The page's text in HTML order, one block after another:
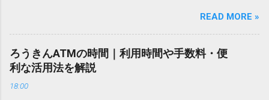
は、JIS規格（日本産業規格）によって「第1水準」「第2水
準」といった形で整理されています。しかし、人名や地名に
使われる非常に古い漢字（旧字）や、特定の組織だけで作ら
れた「外字」は、この一般的な変換リストに含まれていない
ことに申し訳なさを感じたりすることもあるかもしれませ
ん。 「もっとスムーズに、自分のタイミングで受け取りた
い」 「わざわざ電話をかけずに、スマホ一つで完結させた
い」 そんな願いを叶えてくれるのが、佐川急便の会員制サー
ビス「スマートクラブ」と、LINEや公式アプリの連携です。
これらを活用するだけで、再配達のストレスは驚くほど軽く
READ MORE »
ろうきんATMの時間｜利用時間や手数料・便
利な活用法を解説
18:00